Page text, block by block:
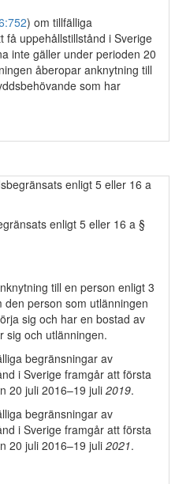
) om tillfälliga
få uppehållstillstånd i Sverige
inte gäller under perioden 20
åberopar anknytning till
som har
enligt 5 eller 16 a
enligt 5 eller 16 a §
till en person enligt 3
person som utlänningen
sig och har en bostad av
sig och utlänningen.
begränsningar av
i Sverige framgår att första
20 juli 2016–19 juli 2019.
begränsningar av
i Sverige framgår att första
20 juli 2016–19 juli 2021.